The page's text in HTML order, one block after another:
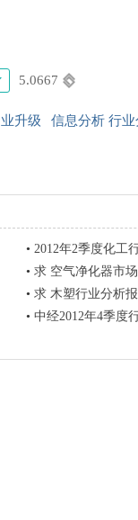
5.0667
升级
信息分析 行
• 2012年2季度化工
• 求 空气净化器市
• 求 木塑行业分析
• 中经2012年4季度